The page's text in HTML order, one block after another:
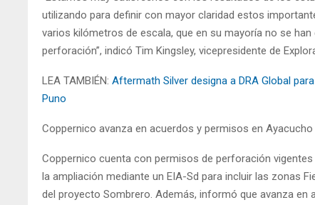
utilizando para definir con mayor claridad estos
varios kilómetros de escala, que en su mayoría no se
perforación”, indicó Tim Kingsley, vicepresidente de
LEA TAMBIÉN: Aftermath Silver designa a DRA Global
Puno
Coppernico avanza en acuerdos y permisos en Ayacucho
Coppernico cuenta con permisos de perforación
la ampliación mediante un EIA-Sd para incluir las zonas
del proyecto Sombrero. Además, informó que avanza en